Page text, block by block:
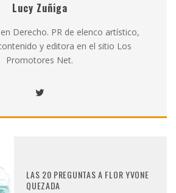
Lucy Zuñiga
Derecho. PR de elenco artístico,
y editora en el sitio Los
Promotores Net.
LAS 20 PREGUNTAS A FLOR YVONE
QUEZADA